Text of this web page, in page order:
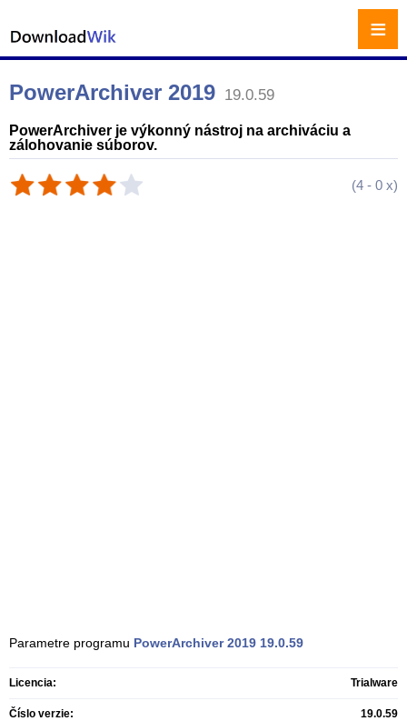
PowerArchiver 2019 19.0.59
PowerArchiver je výkonný nástroj na archiváciu a
zálohovanie súborov.
(4 - 0 x)
Parametre programu PowerArchiver 2019 19.0.59
Licencia: Trialware
Číslo verzie: 19.0.59
≡